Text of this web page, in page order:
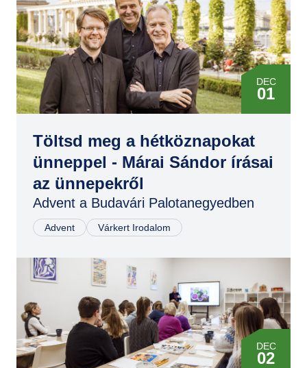
GYIK
DEC
01
Töltsd meg a hétköznapokat
ünneppel - Márai Sándor írásai
az ünnepekről
Advent a Budavári Palotanegyedben
Advent Várkert Irodalom
DEC
02